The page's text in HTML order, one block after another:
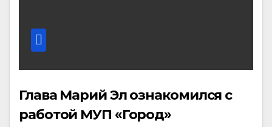
Глава Марий Эл ознакомился с
работой МУП «Город»